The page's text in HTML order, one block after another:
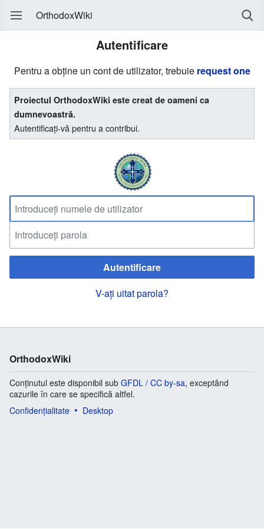
OrthodoxWiki
Autentificare
Pentru a obține un cont de utilizator, trebuie request one
Proiectul OrthodoxWiki este creat de oameni ca
dumnevoastră.
Autentificați-vă pentru a contribui.
Autentificare
V-ați uitat parola?
OrthodoxWiki
Conținutul este disponibil sub GFDL / CC by-sa, exceptând
cazurile în care se specifică altfel.
Confidențialitate
Desktop